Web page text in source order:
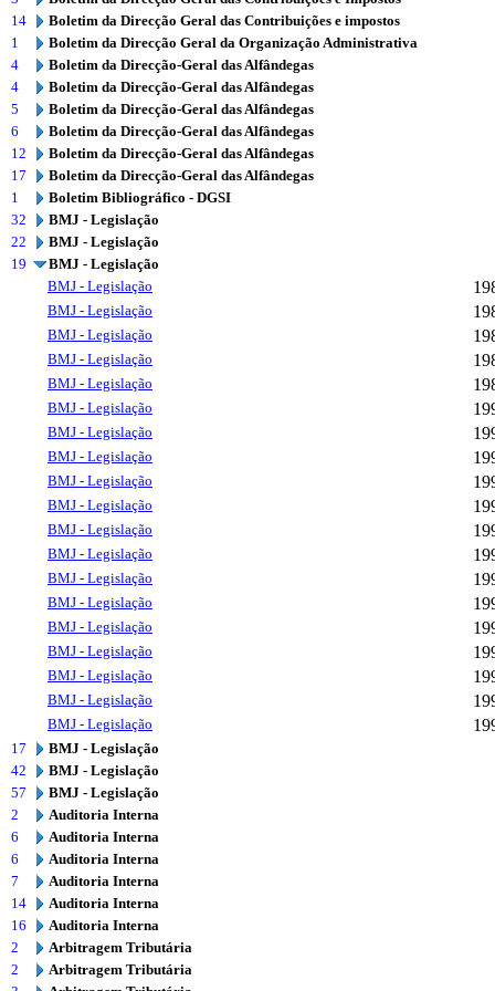
14
Boletim da Direcção Geral das Contribuições e impostos
1
Boletim da Direcção Geral da Organização Administrativa
4
Boletim da Direcção-Geral das Alfândegas
4
Boletim da Direcção-Geral das Alfândegas
5
Boletim da Direcção-Geral das Alfândegas
6
Boletim da Direcção-Geral das Alfândegas
12
Boletim da Direcção-Geral das Alfândegas
17
Boletim da Direcção-Geral das Alfândegas
1
Boletim Bibliográfico - DGSI
32
BMJ - Legislação
22
BMJ - Legislação
19
BMJ - Legislação
BMJ - Legislação
BMJ - Legislação
BMJ - Legislação
BMJ - Legislação
BMJ - Legislação
BMJ - Legislação
BMJ - Legislação
BMJ - Legislação
BMJ - Legislação
BMJ - Legislação
BMJ - Legislação
BMJ - Legislação
BMJ - Legislação
BMJ - Legislação
BMJ - Legislação
BMJ - Legislação
BMJ - Legislação
BMJ - Legislação
BMJ - Legislação
17
BMJ - Legislação
42
BMJ - Legislação
57
BMJ - Legislação
2
Auditoria Interna
6
Auditoria Interna
6
Auditoria Interna
7
Auditoria Interna
14
Auditoria Interna
16
Auditoria Interna
2
Arbitragem Tributária
2
Arbitragem Tributária